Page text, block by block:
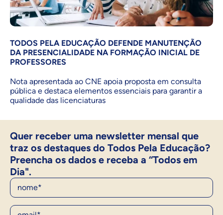
TODOS PELA EDUCAÇÃO DEFENDE MANUTENÇÃO
DA PRESENCIALIDADE NA FORMAÇÃO INICIAL DE
PROFESSORES
Nota apresentada ao CNE apoia proposta em consulta
pública e destaca elementos essenciais para garantir a
qualidade das licenciaturas
Quer receber uma newsletter mensal que
traz os destaques do Todos Pela Educação?
Preencha os dados e receba a “Todos em
Dia".
Nome
E-Mail